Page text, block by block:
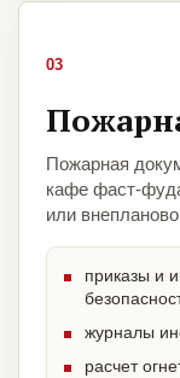
03
Пожарная
кафе фаст-
или
приказы и
журналы
расчет